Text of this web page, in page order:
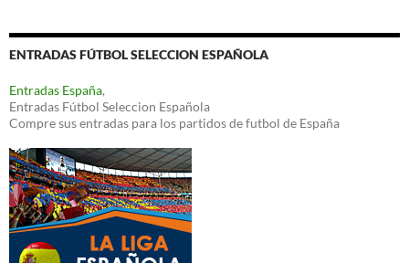
ENTRADAS FÚTBOL SELECCION ESPAÑOLA
Entradas España,
Entradas Fútbol Seleccion Española
Compre sus entradas para los partidos de futbol de España